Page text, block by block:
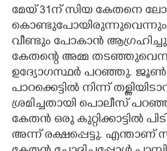
മേയ് 31ന് സിയ കേതനെ
വീണ്ടും പോകാൻ
കേതന്റെ അമ്മ
ഉദ്യോഗസ്ഥർ പറഞ്ഞു. ജൂൺ
പാറക്കെട്ടിൽ നിന്ന്
ശ്രമിച്ചതായി പൊലീസ്
കേതൻ ഒരു കുറ്റിക്കാട്ടിൽ
അന്ന് രക്ഷപ്പെട്ടു. എന്താണ്